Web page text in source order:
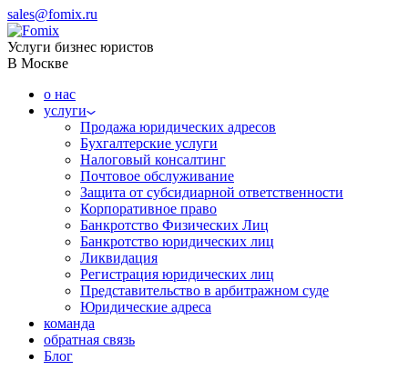
sales@fomix.ru
Услуги бизнес юристов
В Москве
о нас
услуги
Продажа юридических адресов
Бухгалтерские услуги
Налоговый консалтинг
Почтовое обслуживание
Защита от субсидиарной ответственности
Корпоративное право
Банкротство Физических Лиц
Банкротство юридических лиц
Ликвидация
Регистрация юридических лиц
Представительство в арбитражном суде
Юридические адреса
команда
обратная связь
Блог